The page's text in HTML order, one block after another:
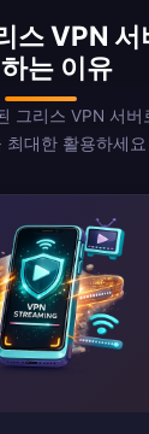
스 VPN 서
는 이유
그리스 VPN 서버
최대한 활용하세요